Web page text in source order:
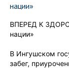
нации»
ВПЕРЕД К
нации»
В Ингушском
забег,